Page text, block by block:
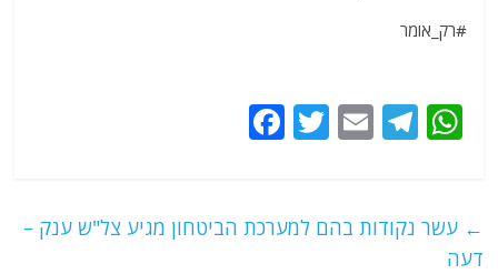
#רק_אומר
W
s
T
g
E
l
T
er
e ← עשר נקודות בהם למערכת הביטחון מגיע צל"ש ענק –
דעה